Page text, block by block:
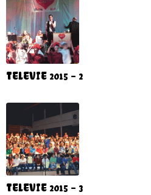
TELEVIE 2015 - 2
TELEVIE 2015 - 3